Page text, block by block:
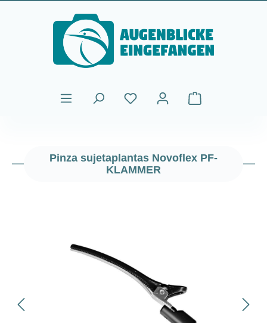
Saltar al contenido principal
El carrito de
Pinza sujetaplantas Novoflex PF-
KLAMMER